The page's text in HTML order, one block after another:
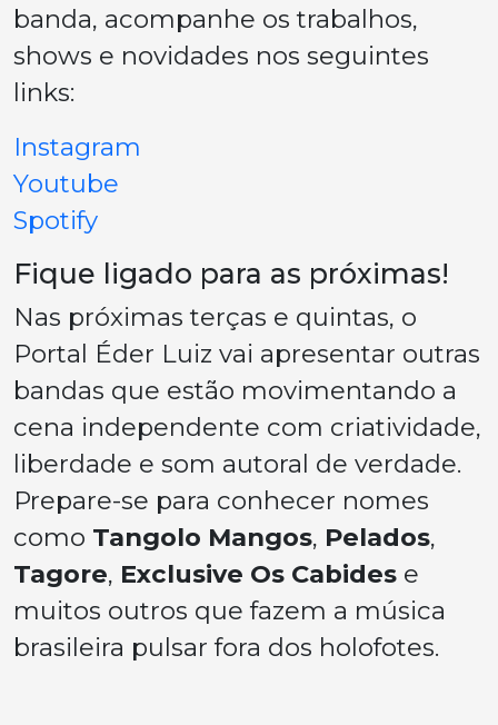
banda, acompanhe os trabalhos,
shows e novidades nos seguintes
links:
Instagram
Youtube
Spotify
Fique ligado para as próximas!
Nas próximas terças e quintas, o
Portal Éder Luiz vai apresentar outras
bandas que estão movimentando a
cena independente com criatividade,
liberdade e som autoral de verdade.
Prepare-se para conhecer nomes
como Tangolo Mangos, Pelados,
Tagore, Exclusive Os Cabides e
muitos outros que fazem a música
brasileira pulsar fora dos holofotes.